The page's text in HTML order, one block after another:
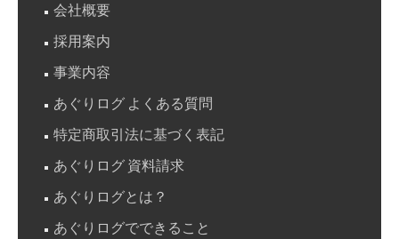
会社概要
採用案内
事業内容
あぐりログ よくある質問
特定商取引法に基づく表記
あぐりログ 資料請求
あぐりログとは？
あぐりログでできること